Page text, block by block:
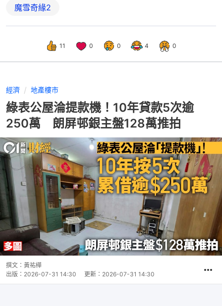
魔雪奇緣2
11 0 0 4 0
經濟 地產樓市
綠表公屋淪提款機！10年貸款5次逾
250萬 朗屏邨銀主盤128萬推拍
撰文： 黃祐樺
出版： 2026-07-31 14:30 更新： 2026-07-31 14:30